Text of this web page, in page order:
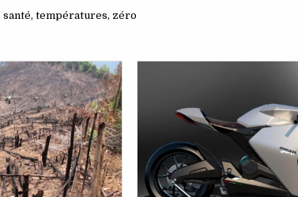
santé,températures, zéro
in